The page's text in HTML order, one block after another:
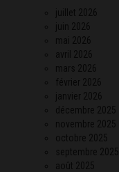
juillet 2026
juin 2026
mai 2026
avril 2026
mars 2026
février 2026
janvier 2026
décembre 2025
novembre 2025
octobre 2025
septembre 2025
août 2025